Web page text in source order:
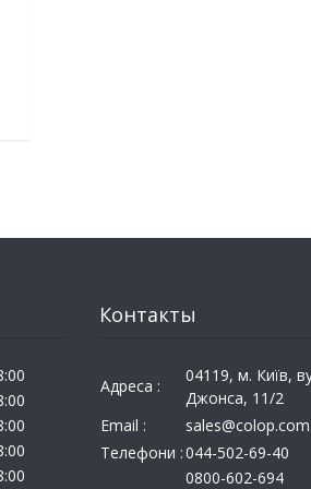
Контакты
Адреса :
04119, м. Київ,
Джонса, 11/2
Email :
Телефони :044-502-69-40
0800-602-694